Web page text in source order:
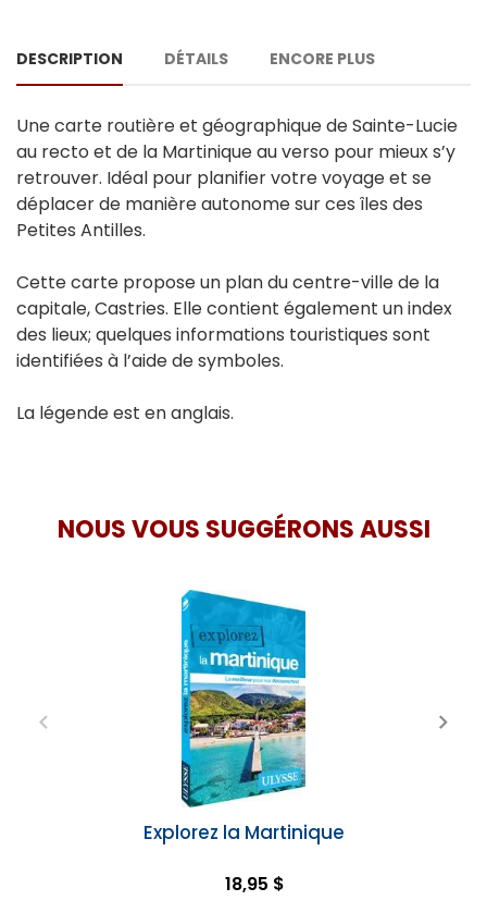
DESCRIPTION DÉTAILS ENCORE PLUS
Une carte routière et géographique de Sainte-Lucie
au recto et de la Martinique au verso pour mieux s’y
retrouver. Idéal pour planifier votre voyage et se
déplacer de manière autonome sur ces îles des
Petites Antilles.
Cette carte propose un plan du centre-ville de la
capitale, Castries. Elle contient également un index
des lieux; quelques informations touristiques sont
identifiées à l’aide de symboles.
La légende est en anglais.
NOUS VOUS SUGGÉRONS AUSSI
Explorez la Martinique
18,95 $